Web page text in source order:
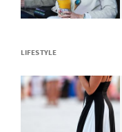
LIFESTYLE